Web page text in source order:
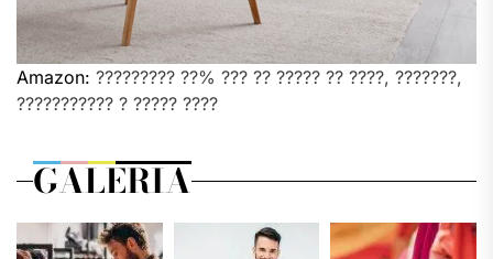
Amazon: ????????? ??% ??? ?? ????? ?? ????, ???????,
??????????? ? ????? ????
GALERIA